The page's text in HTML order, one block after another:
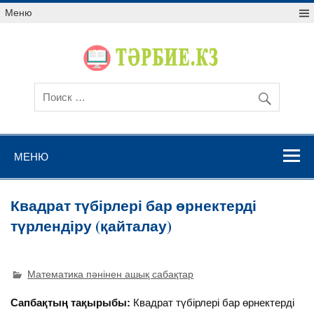
Меню
МЕНЮ
Квадрат түбірлері бар өрнектерді
түрлендіру (қайталау)
Математика пәнінен ашық сабақтар
Сапбақтың тақырыбы: Квадрат түбірлері бар өрнектерді